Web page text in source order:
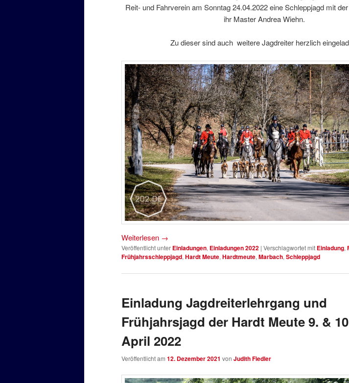
Reit- und Fahrverein am Sonntag 24.04.2022 eine Schleppjagd mit
ihr Master Andrea Wiehn.
Zu dieser sind auch weitere Jagdreiter herzlich
Weiterlesen →
Veröffentlicht unter Einladungen, Einladungen 2022 | Verschlagwortet mit Einladung,
Frühjahrsschleppjagd, Hardt Meute, Hardtmeute, Marbach, Schleppjagd
Einladung Jagdreiterlehrgang und
Frühjahrsjagd der Hardt Meute 9. &
April 2022
Veröffentlicht am 12. Dezember 2021 von Judith Fiedler